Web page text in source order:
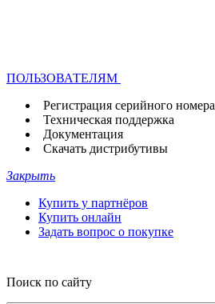
ПОЛЬЗОВАТЕЛЯМ
Регистрация серийного номера
Техническая поддержка
Документация
Скачать дистрибутивы
Закрыть
Купить у партнёров
Купить онлайн
Задать вопрос о покупке
Поиск по сайту